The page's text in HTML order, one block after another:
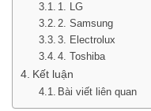
1. LG
2. Samsung
3. Electrolux
4. Toshiba
Kết luận
Bài viết liên quan